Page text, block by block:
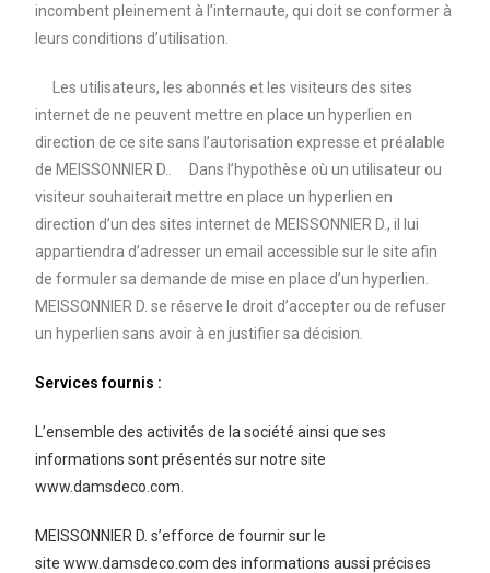
incombent pleinement à l’internaute, qui doit se conformer à
leurs conditions d’utilisation.
Les utilisateurs, les abonnés et les visiteurs des sites
internet de ne peuvent mettre en place un hyperlien en
direction de ce site sans l’autorisation expresse et préalable
de MEISSONNIER D.. Dans l’hypothèse où un utilisateur ou
visiteur souhaiterait mettre en place un hyperlien en
direction d’un des sites internet de MEISSONNIER D., il lui
appartiendra d’adresser un email accessible sur le site afin
de formuler sa demande de mise en place d’un hyperlien.
MEISSONNIER D. se réserve le droit d’accepter ou de refuser
un hyperlien sans avoir à en justifier sa décision.
Services fournis :
L’ensemble des activités de la société ainsi que ses
informations sont présentés sur notre site
www.damsdeco.com
MEISSONNIER D. s’efforce de fournir sur le
site www.damsdeco.com des informations aussi précises